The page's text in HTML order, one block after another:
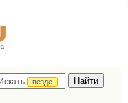
Искать
везде